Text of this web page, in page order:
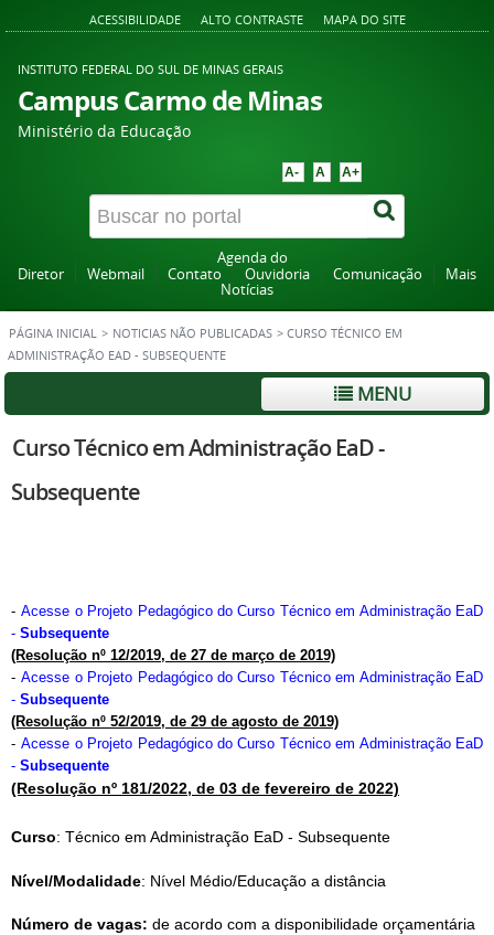
ACESSIBILIDADE ALTO CONTRASTE MAPA DO SITE
INSTITUTO FEDERAL DO SUL DE MINAS GERAIS
Campus Carmo de Minas
Ministério da Educação
A- A A+
Agenda do
Diretor
Webmail Contato Ouvidoria Comunicação
Mais
Notícias
PÁGINA INICIAL > NOTICIAS NÃO PUBLICADAS > CURSO TÉCNICO EM
ADMINISTRAÇÃO EAD - SUBSEQUENTE
MENU
Curso Técnico em Administração EaD -
Subsequente
- Acesse o Projeto Pedagógico do Curso Técnico em Administração EaD
- Subsequente
(Resolução nº 12/2019, de 27 de março de 2019)
- Acesse o Projeto Pedagógico do Curso Técnico em Administração EaD
- Subsequente
(Resolução nº 52/2019, de 29 de agosto de 2019)
- Acesse o Projeto Pedagógico do Curso Técnico em Administração EaD
- Subsequente
(Resolução nº 181/2022, de 03 de fevereiro de 2022)
Curso: Técnico em Administração EaD - Subsequente
Nível/Modalidade: Nível Médio/Educação a distância
Número de vagas: de acordo com a disponibilidade orçamentária